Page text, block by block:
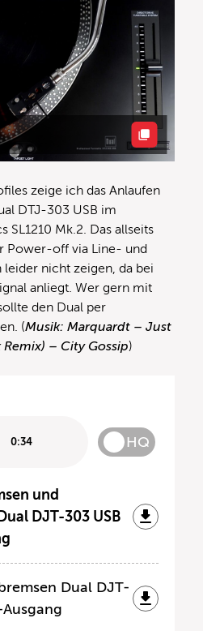
zeige ich das Anlaufen
DTJ-303 USB im
SL1210 Mk.2. Das allseits
Power-off via Line- und
leider nicht zeigen, da bei
anliegt. Wer gern mit
den Dual per
(Musik: Marquardt – Just
– City Gossip)
0:34 HQ
und
DJT-303 USB
Dual DJT-